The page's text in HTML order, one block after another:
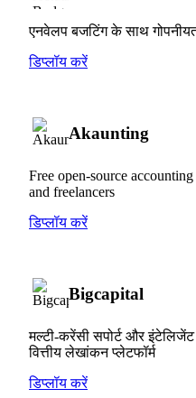
एनवेलप बजटिंग के साथ
डिप्लॉय करें
Akaunting
Free open-source
and freelancers
डिप्लॉय करें
Bigcapital
मल्टी-करेंसी सपोर्ट और
वित्तीय लेखांकन प्लेटफॉर्म
डिप्लॉय करें